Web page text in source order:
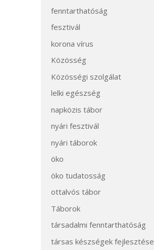
fenntarthatóság
fesztivál
korona vírus
Közösség
Közösségi szolgálat
lelki egészség
napközis tábor
nyári fesztivál
nyári táborok
öko
öko tudatosság
ottalvós tábor
Táborok
társadalmi fenntarthatóság
társas készségek fejlesztése